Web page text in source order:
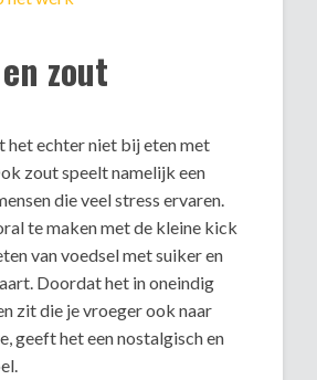
zout
het echter niet bij eten met
zout speelt namelijk een
die veel stress ervaren.
te maken met de kleine kick
van voedsel met suiker en
Doordat het in oneindig
zit die je vroeger ook naar
geeft het een nostalgisch en